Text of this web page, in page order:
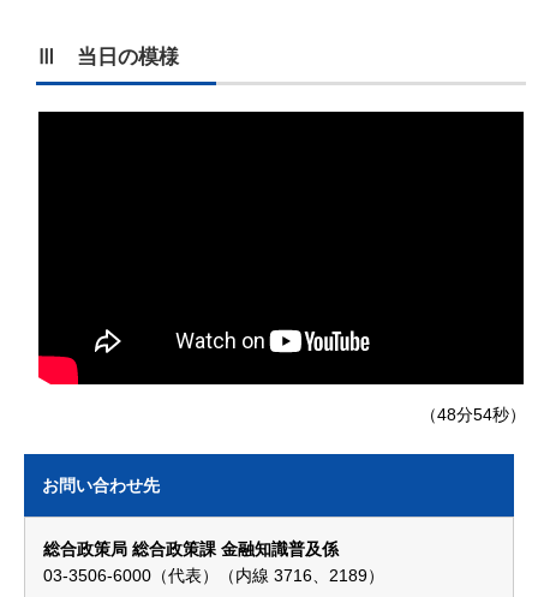
Ⅲ 当日の模様
（48分54秒）
お問い合わせ先
総合政策局 総合政策課 金融知識普及係
03-3506-6000（代表）（内線 3716、2189）